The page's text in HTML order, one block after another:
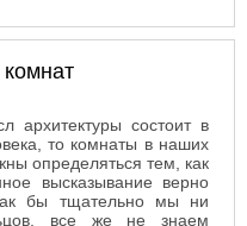
архитектуры состоит в
то комнаты в наших
определяться тем, как
высказывание верно
бы тщательно мы ни
все же не знаем